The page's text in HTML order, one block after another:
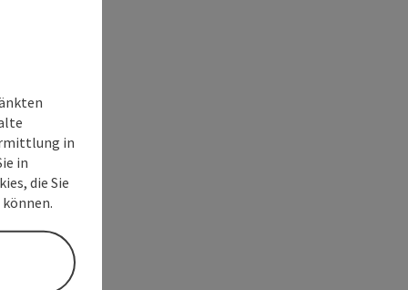
in
in
die Sie